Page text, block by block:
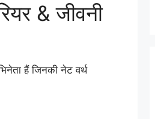
& जीवनी
हैं जिनकी नेट वर्थ